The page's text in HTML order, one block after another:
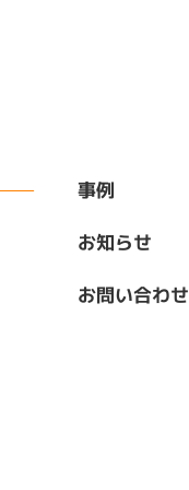
事例
お知らせ
お問い合わせ